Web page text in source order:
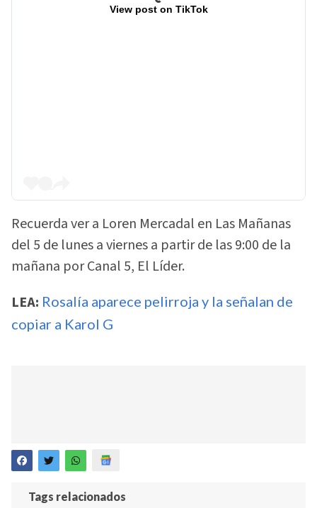
View post on TikTok
Recuerda ver a Loren Mercadal en Las Mañanas
del 5 de lunes a viernes a partir de las 9:00 de la
mañana por Canal 5, El Líder.
LEA: Rosalía aparece pelirroja y la señalan de
copiar a Karol G
Tags relacionados